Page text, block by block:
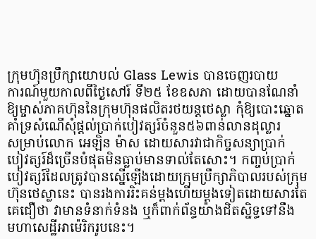
ក្រុមហ៊ុនប្រឹក្សាយោបល់ Glass Lewis បានចេញរបាយ
ការណ៍មួយកាលពីថ្ងៃសៅរ៍ ទី២៥ ខែឧសភា ដោយបានណែនាំ
ឱ្យម្ចាស់ភាគហ៊ុននៃក្រុមហ៊ុនផលិតរថយន្តថេស្លា កុំឱ្យបោះឆ្នោត
គាំទ្រសំណើសុំផ្ដល់ប្រាក់បៀវត្សរ៍ចំនួន៥៦ពាន់លានដុល្លារ
សម្រាប់លោក អេឡិន ម៉ាស ដោយសារវាជាកិច្ចសន្យាប្រាក់
បៀវត្សរ៍ដ៏ច្រើនបំផុតមិនធ្លាប់មានទាល់តែសោះ។ កញ្ចប់ប្រាក់
បៀវត្សរ៍ដែលត្រូវបានស្នើឡើងដោយក្រុមប្រឹក្សាភិបាលរបស់ក្រុម
ហ៊ុនថេស្លានេះ បានរងការរិះគន់ម្តងហើយម្តងទៀតដោយសារតែ
គេជឿថា វាមានទំនាក់ទំនង ឬក៏ពាក់ព័ន្ធយ៉ាងជិតស្និទ្ធទៅនឹង
មហាសេដ្ឋីអាម៉េរិករូបនេះ។